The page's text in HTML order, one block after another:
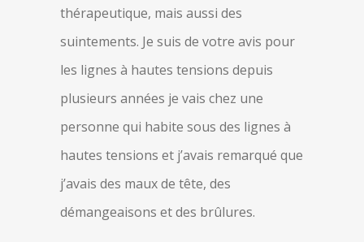
thérapeutique, mais aussi des
suintements. Je suis de votre avis pour
les lignes à hautes tensions depuis
plusieurs années je vais chez une
personne qui habite sous des lignes à
hautes tensions et j’avais remarqué que
j’avais des maux de tête, des
démangeaisons et des brûlures.